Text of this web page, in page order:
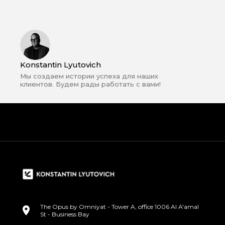
Konstantin Lyutovich
Мы создаем истории успеха для наших
клиентов. Будем рады работать с вами!
The Opus by Omniyat - Tower A, office 1006 Al A'amal
St - Business Bay